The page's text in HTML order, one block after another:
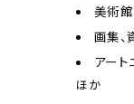
王翬、戴進、趙
學、燕文貴十
Jo's Auction
美術
画集
アー
ほか